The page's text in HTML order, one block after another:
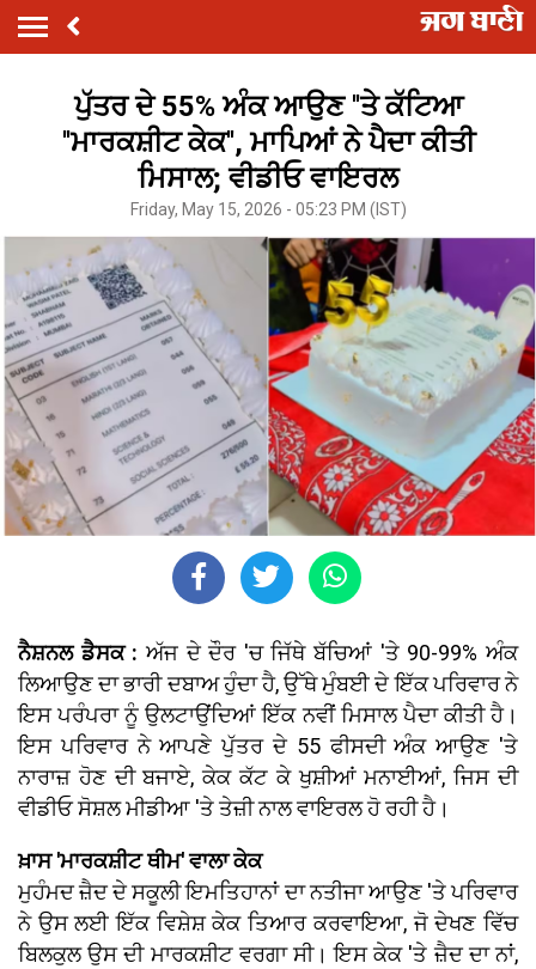
ਪੁੱਤਰ ਦੇ 55% ਅੰਕ ਆਉਣ ''ਤੇ ਕੱਟਿਆ
''ਮਾਰਕਸ਼ੀਟ ਕੇਕ'', ਮਾਪਿਆਂ ਨੇ ਪੈਦਾ ਕੀਤੀ
ਮਿਸਾਲ; ਵੀਡੀਓ ਵਾਇਰਲ
Friday, May 15, 2026 - 05:23 PM (IST)
ਨੈਸ਼ਨਲ ਡੈਸਕ : ਅੱਜ ਦੇ ਦੌਰ 'ਚ ਜਿੱਥੇ ਬੱਚਿਆਂ 'ਤੇ 90-99% ਅੰਕ
ਲਿਆਉਣ ਦਾ ਭਾਰੀ ਦਬਾਅ ਹੁੰਦਾ ਹੈ, ਉੱਥੇ ਮੁੰਬਈ ਦੇ ਇੱਕ ਪਰਿਵਾਰ ਨੇ
ਇਸ ਪਰੰਪਰਾ ਨੂੰ ਉਲਟਾਉਂਦਿਆਂ ਇੱਕ ਨਵੀਂ ਮਿਸਾਲ ਪੈਦਾ ਕੀਤੀ ਹੈ।
ਇਸ ਪਰਿਵਾਰ ਨੇ ਆਪਣੇ ਪੁੱਤਰ ਦੇ 55 ਫੀਸਦੀ ਅੰਕ ਆਉਣ 'ਤੇ
ਨਾਰਾਜ਼ ਹੋਣ ਦੀ ਬਜਾਏ, ਕੇਕ ਕੱਟ ਕੇ ਖੁਸ਼ੀਆਂ ਮਨਾਈਆਂ, ਜਿਸ ਦੀ
ਵੀਡੀਓ ਸੋਸ਼ਲ ਮੀਡੀਆ 'ਤੇ ਤੇਜ਼ੀ ਨਾਲ ਵਾਇਰਲ ਹੋ ਰਹੀ ਹੈ।
ਖ਼ਾਸ 'ਮਾਰਕਸ਼ੀਟ ਥੀਮ' ਵਾਲਾ ਕੇਕ
ਮੁਹੰਮਦ ਜ਼ੈਦ ਦੇ ਸਕੂਲੀ ਇਮਤਿਹਾਨਾਂ ਦਾ ਨਤੀਜਾ ਆਉਣ 'ਤੇ ਪਰਿਵਾਰ
ਨੇ ਉਸ ਲਈ ਇੱਕ ਵਿਸ਼ੇਸ਼ ਕੇਕ ਤਿਆਰ ਕਰਵਾਇਆ, ਜੋ ਦੇਖਣ ਵਿੱਚ
ਬਿਲਕੁਲ ਉਸ ਦੀ ਮਾਰਕਸ਼ੀਟ ਵਰਗਾ ਸੀ। ਇਸ ਕੇਕ 'ਤੇ ਜ਼ੈਦ ਦਾ ਨਾਂ,